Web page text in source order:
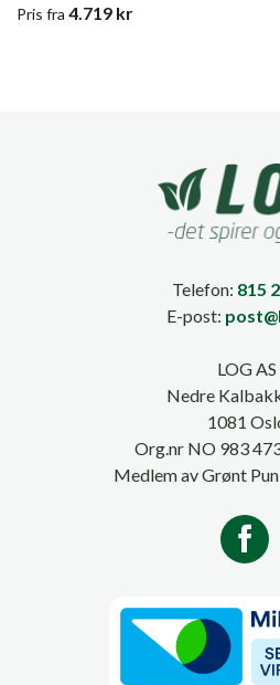
Pris fra 4.719 kr
Telefon: 815
E-post:
LOG AS
Nedre
1081
Org.nr NO 983
Medlem av Grønt